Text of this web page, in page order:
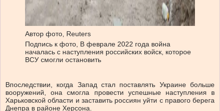
Автор фото, Reuters
Подпись к фото, В феврале 2022 года война
началась с наступления российских войск, которое
ВСУ смогли остановить
Впоследствии, когда Запад стал поставлять Украине больше
вооружений, она смогла провести успешные наступления в
Харьковской области и заставить россиян уйти с правого берега
Днепра в районе Херсона.